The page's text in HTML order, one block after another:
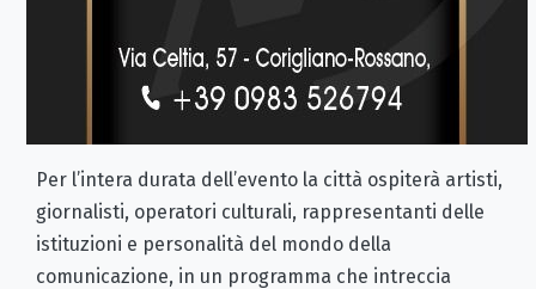
Per l’intera durata dell’evento la città ospiterà artisti,
giornalisti, operatori culturali, rappresentanti delle
istituzioni e personalità del mondo della
comunicazione, in un programma che intreccia